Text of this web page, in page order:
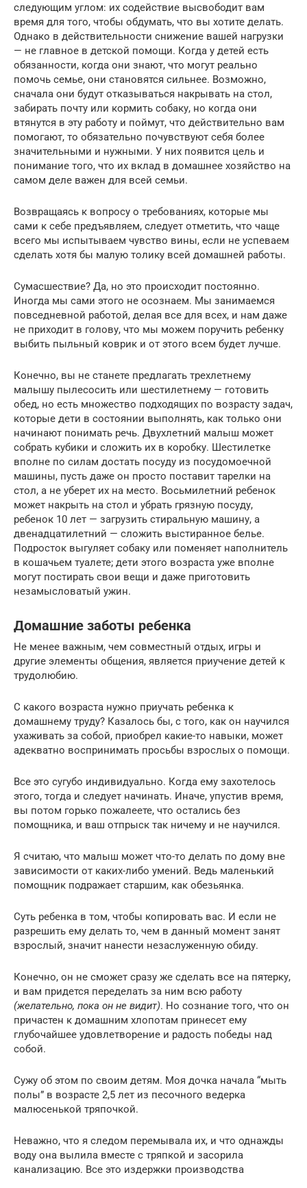
следующим углом: их содействие высвободит вам
время для того, чтобы обдумать, что вы хотите делать.
Однако в действительности снижение вашей нагрузки
— не главное в детской помощи. Когда у детей есть
обязанности, когда они знают, что могут реально
помочь семье, они становятся сильнее. Возможно,
сначала они будут отказываться накрывать на стол,
забирать почту или кормить собаку, но когда они
втянутся в эту работу и поймут, что действительно вам
помогают, то обязательно почувствуют себя более
значительными и нужными. У них появится цель и
понимание того, что их вклад в домашнее хозяйство на
самом деле важен для всей семьи.
Возвращаясь к вопросу о требованиях, которые мы
сами к себе предъявляем, следует отметить, что чаще
всего мы испытываем чувство вины, если не успеваем
сделать хотя бы малую толику всей домашней работы.
Сумасшествие? Да, но это происходит постоянно.
Иногда мы сами этого не осознаем. Мы занимаемся
повседневной работой, делая все для всех, и нам даже
не приходит в голову, что мы можем поручить ребенку
выбить пыльный коврик и от этого всем будет лучше.
Конечно, вы не станете предлагать трехлетнему
малышу пылесосить или шестилетнему — готовить
обед, но есть множество подходящих по возрасту задач,
которые дети в состоянии выполнять, как только они
начинают понимать речь. Двухлетний малыш может
собрать кубики и сложить их в коробку. Шестилетке
вполне по силам достать посуду из посудомоечной
машины, пусть даже он просто поставит тарелки на
стол, а не уберет их на место. Восьмилетний ребенок
может накрыть на стол и убрать грязную посуду,
ребенок 10 лет — загрузить стиральную машину, а
двенадцатилетний — сложить выстиранное белье.
Подросток выгуляет собаку или поменяет наполнитель
в кошачьем туалете; дети этого возраста уже вполне
могут постирать свои вещи и даже приготовить
незамысловатый ужин.
Домашние заботы ребенка
Не менее важным, чем совместный отдых, игры и
другие элементы общения, является приучение детей к
трудолюбию.
С какого возраста нужно приучать ребенка к
домашнему труду? Казалось бы, с того, как он научился
ухаживать за собой, приобрел какие-то навыки, может
адекватно воспринимать просьбы взрослых о помощи.
Все это сугубо индивидуально. Когда ему захотелось
этого, тогда и следует начинать. Иначе, упустив время,
вы потом горько пожалеете, что остались без
помощника, и ваш отпрыск так ничему и не научился.
Я считаю, что малыш может что-то делать по дому вне
зависимости от каких-либо умений. Ведь маленький
помощник подражает старшим, как обезьянка.
Суть ребенка в том, чтобы копировать вас. И если не
разрешить ему делать то, чем в данный момент занят
взрослый, значит нанести незаслуженную обиду.
Конечно, он не сможет сразу же сделать все на пятерку,
и вам придется переделать за ним всю работу
(желательно, пока он не видит). Но сознание того, что он
причастен к домашним хлопотам принесет ему
глубочайшее удовлетворение и радость победы над
собой.
Сужу об этом по своим детям. Моя дочка начала “мыть
полы” в возрасте 2,5 лет из песочного ведерка
малюсенькой тряпочкой.
Неважно, что я следом перемывала их, и что однажды
воду она вылила вместе с тряпкой и засорила
канализацию. Все это издержки производства